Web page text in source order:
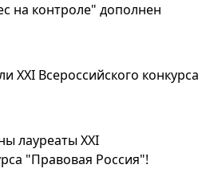
на контроле" дополнен
XXI Всероссийского конкурса
лауреаты XXI
"Правовая Россия"!